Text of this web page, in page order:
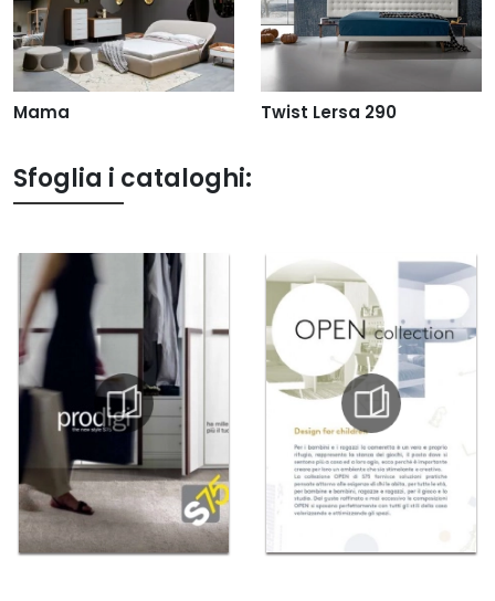
Mama Twist Lersa 290
Sfoglia i cataloghi: